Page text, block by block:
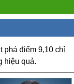
phá điểm 9,10 chỉ
hiệu quả.